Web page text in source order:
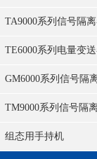
TA9000系列信号隔
TE6000系列电量变
GM6000系列信号隔
TM9000系列信号隔
组态用手持机